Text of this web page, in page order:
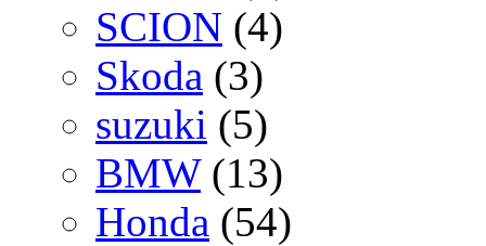
SCION (4)
Skoda (3)
suzuki (5)
BMW (13)
Honda (54)